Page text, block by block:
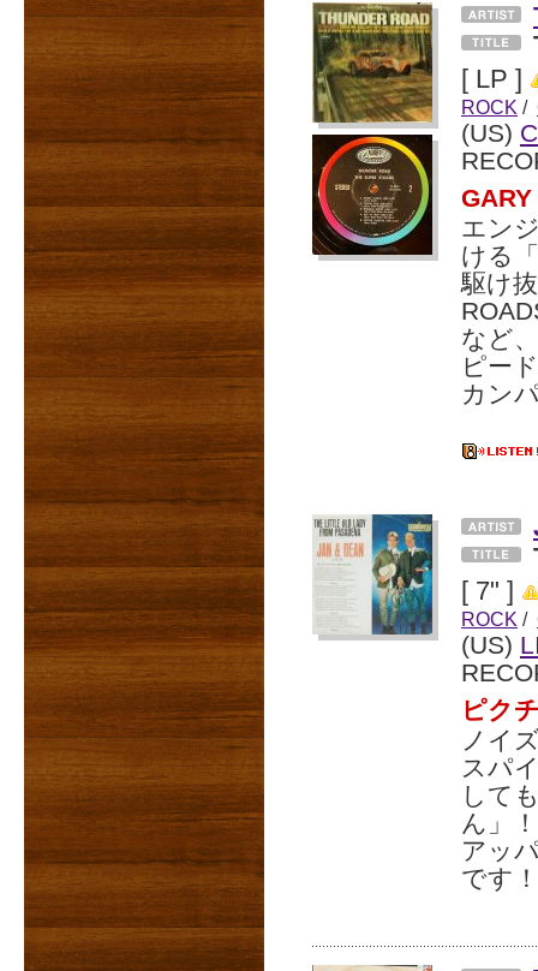
[ LP ]
ROCK /
(US)
エン
ける
駆け
など
ピー
カン
[ 7" ]
ROCK /
(US)
ピク
ノイ
スパ
して
ん」
アッ
です！